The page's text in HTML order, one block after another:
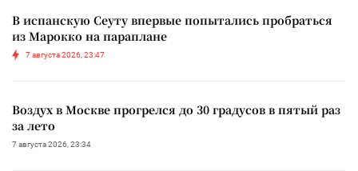
В испанскую Сеуту впервые попытались пробраться
из Марокко на параплане
7 августа 2026, 23:47
Воздух в Москве прогрелся до 30 градусов в пятый раз
за лето
7 августа 2026, 23:34